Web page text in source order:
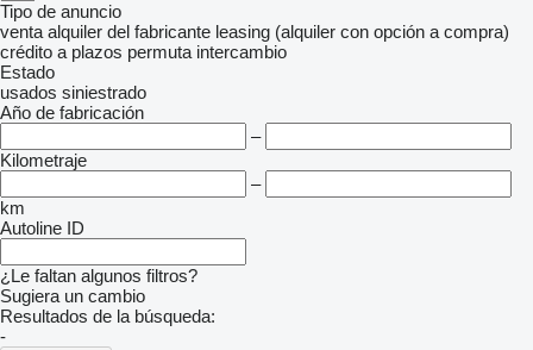
Tipo de anuncio
venta alquiler del fabricante leasing (alquiler con opción a compra)
crédito a plazos permuta intercambio
Estado
usados siniestrado
Año de fabricación
–
Kilometraje
–
km
Autoline ID
¿Le faltan algunos filtros?
Sugiera un cambio
Resultados de la búsqueda:
-